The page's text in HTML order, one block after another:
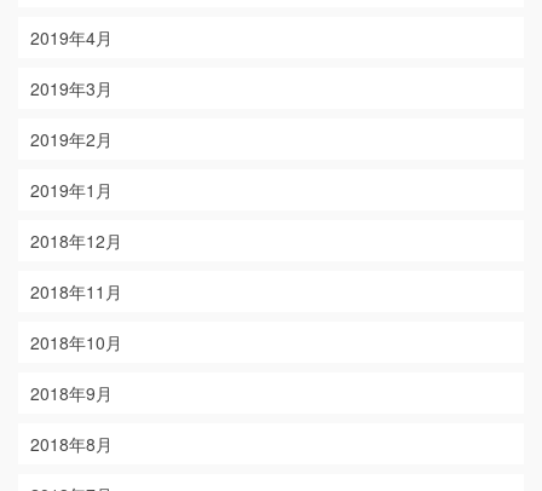
2019年4月
2019年3月
2019年2月
2019年1月
2018年12月
2018年11月
2018年10月
2018年9月
2018年8月